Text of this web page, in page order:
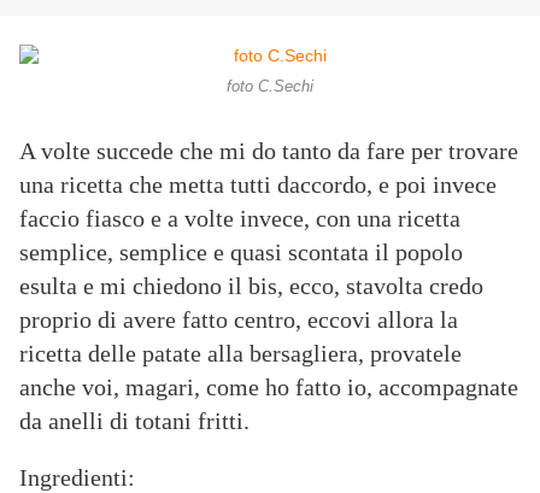
foto C.Sechi
A volte succede che mi do tanto da fare per trovare
una ricetta che metta tutti daccordo, e poi invece
faccio fiasco e a volte invece, con una ricetta
semplice, semplice e quasi scontata il popolo
esulta e mi chiedono il bis, ecco, stavolta credo
proprio di avere fatto centro, eccovi allora la
ricetta delle patate alla bersagliera, provatele
anche voi, magari, come ho fatto io, accompagnate
da anelli di totani fritti.
Ingredienti: